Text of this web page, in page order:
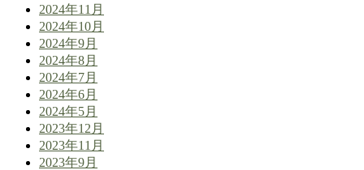
2024年11月
2024年10月
2024年9月
2024年8月
2024年7月
2024年6月
2024年5月
2023年12月
2023年11月
2023年9月